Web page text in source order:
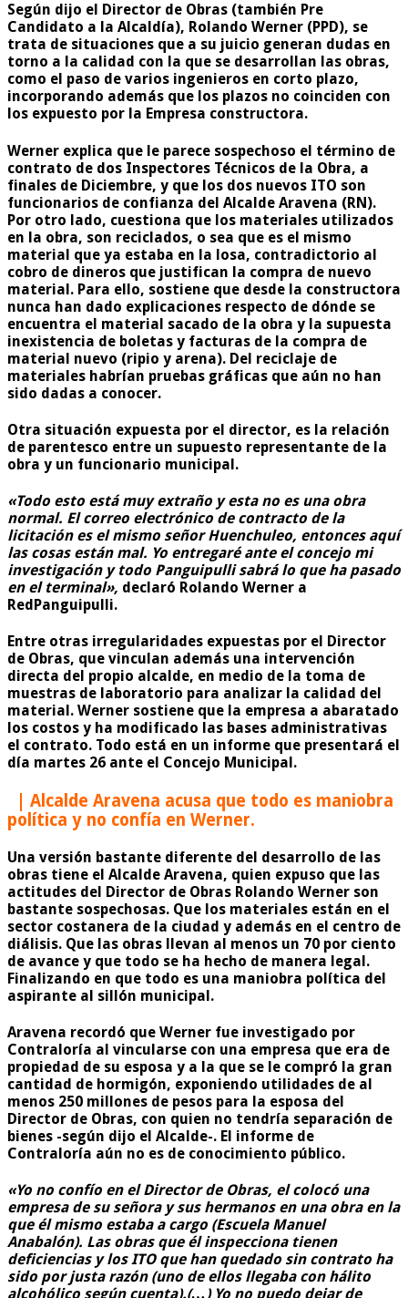
Según dijo el Director de Obras (también Pre
Candidato a la Alcaldía), Rolando Werner (PPD), se
trata de situaciones que a su juicio generan dudas en
torno a la calidad con la que se desarrollan las obras,
como el paso de varios ingenieros en corto plazo,
incorporando además que los plazos no coinciden con
los expuesto por la Empresa constructora.
Werner explica que le parece sospechoso el término de
contrato de dos Inspectores Técnicos de la Obra, a
finales de Diciembre, y que los dos nuevos ITO son
funcionarios de confianza del Alcalde Aravena (RN).
Por otro lado, cuestiona que los materiales utilizados
en la obra, son reciclados, o sea que es el mismo
material que ya estaba en la losa, contradictorio al
cobro de dineros que justifican la compra de nuevo
material. Para ello, sostiene que desde la constructora
nunca han dado explicaciones respecto de dónde se
encuentra el material sacado de la obra y la supuesta
inexistencia de boletas y facturas de la compra de
material nuevo (ripio y arena). Del reciclaje de
materiales habrían pruebas gráficas que aún no han
sido dadas a conocer.
Otra situación expuesta por el director, es la relación
de parentesco entre un supuesto representante de la
obra y un funcionario municipal.
«Todo esto está muy extraño y esta no es una obra
normal. El correo electrónico de contracto de la
licitación es el mismo señor Huenchuleo, entonces aquí
las cosas están mal. Yo entregaré ante el concejo mi
investigación y todo Panguipulli sabrá lo que ha pasado
en el terminal», declaró Rolando Werner a
RedPanguipulli.
Entre otras irregularidades expuestas por el Director
de Obras, que vinculan además una intervención
directa del propio alcalde, en medio de la toma de
muestras de laboratorio para analizar la calidad del
material. Werner sostiene que la empresa a abaratado
los costos y ha modificado las bases administrativas
el contrato. Todo está en un informe que presentará el
día martes 26 ante el Concejo Municipal.
| Alcalde Aravena acusa que todo es maniobra
política y no confía en Werner.
Una versión bastante diferente del desarrollo de las
obras tiene el Alcalde Aravena, quien expuso que las
actitudes del Director de Obras Rolando Werner son
bastante sospechosas. Que los materiales están en el
sector costanera de la ciudad y además en el centro de
diálisis. Que las obras llevan al menos un 70 por ciento
de avance y que todo se ha hecho de manera legal.
Finalizando en que todo es una maniobra política del
aspirante al sillón municipal.
Aravena recordó que Werner fue investigado por
Contraloría al vincularse con una empresa que era de
propiedad de su esposa y a la que se le compró la gran
cantidad de hormigón, exponiendo utilidades de al
menos 250 millones de pesos para la esposa del
Director de Obras, con quien no tendría separación de
bienes -según dijo el Alcalde-. El informe de
Contraloría aún no es de conocimiento público.
«Yo no confío en el Director de Obras, el colocó una
empresa de su señora y sus hermanos en una obra en la
que él mismo estaba a cargo (Escuela Manuel
Anabalón). Las obras que él inspecciona tienen
deficiencias y los ITO que han quedado sin contrato ha
sido por justa razón (uno de ellos llegaba con hálito
alcohólico según cuenta).(…) Yo no puedo dejar de